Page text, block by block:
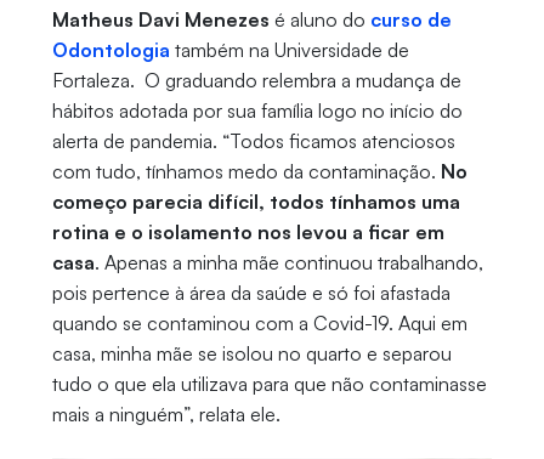
Matheus Davi Menezes é aluno do curso de
Odontologia também na Universidade de
Fortaleza. O graduando relembra a mudança de
hábitos adotada por sua família logo no início do
alerta de pandemia. “Todos ficamos atenciosos
com tudo, tínhamos medo da contaminação. No
começo parecia difícil, todos tínhamos uma
rotina e o isolamento nos levou a ficar em
casa. Apenas a minha mãe continuou trabalhando,
pois pertence à área da saúde e só foi afastada
quando se contaminou com a Covid-19. Aqui em
casa, minha mãe se isolou no quarto e separou
tudo o que ela utilizava para que não contaminasse
mais a ninguém”, relata ele.